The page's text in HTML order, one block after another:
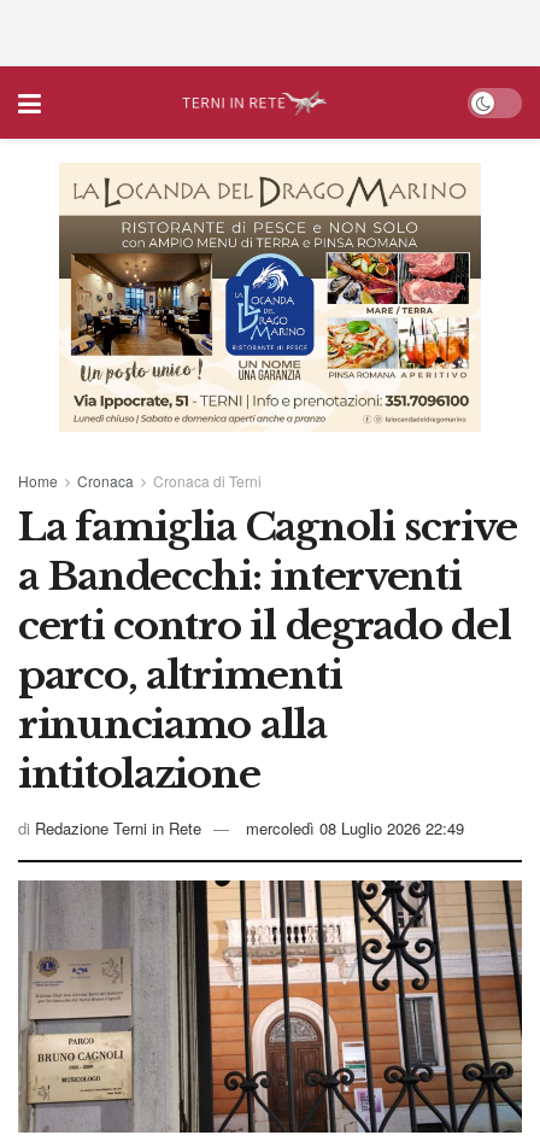
Home Cronaca Cronaca di Terni
La famiglia Cagnoli scrive
a Bandecchi: interventi
certi contro il degrado del
parco, altrimenti
rinunciamo alla
intitolazione
di Redazione Terni in Rete mercoledì 08 Luglio 2026 22:49